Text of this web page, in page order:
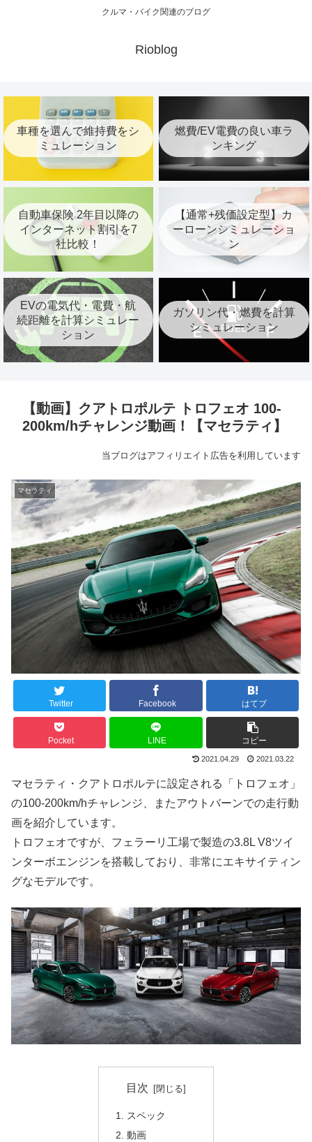
クルマ・バイク関連のブログ
Rioblog
車種を選んで維持費をシ
ミュレーション
燃費/EV電費の良い車ラ
ンキング
自動車保険 2年目以降の
インターネット割引を7
社比較！
【通常+残価設定型】カ
ーローンシミュレーショ
ン
EVの電気代・電費・航
続距離を計算シミュレー
ション
ガソリン代・燃費を計算
シミュレーション
【動画】クアトロポルテ トロフェオ 100-
200km/hチャレンジ動画！【マセラティ】
当ブログはアフィリエイト広告を利用しています
マセラティ
Twitter Facebook はてブ
Pocket LINE コピー
2021.04.29 2021.03.22
マセラティ・クアトロポルテに設定される「トロフェオ」
の100-200km/hチャレンジ、またアウトバーンでの走行動
画を紹介しています。
トロフェオですが、フェラーリ工場で製造の3.8L V8ツイ
ンターボエンジンを搭載しており、非常にエキサイティン
グなモデルです。
目次
スペック
動画